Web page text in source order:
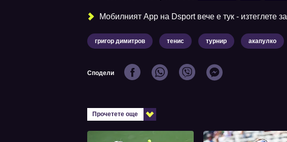
Мобилният Аpp на Dsport вече е тук - изтеглете за
григор димитров тенис турнир акапулко
Сподели
Прочетете още